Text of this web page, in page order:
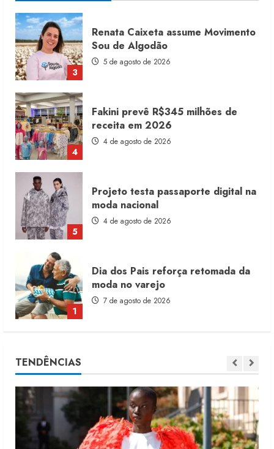
3
Renata Caixeta assume Movimento
Sou de Algodão
5 de agosto de 2026
4
Fakini prevê R$345 milhões de
receita em 2026
4 de agosto de 2026
5
Projeto testa passaporte digital na
moda nacional
4 de agosto de 2026
1
Dia dos Pais reforça retomada da
moda no varejo
7 de agosto de 2026
2
Renata Caixeta assume Movimento
Sou de Algodão
TENDÊNCIAS